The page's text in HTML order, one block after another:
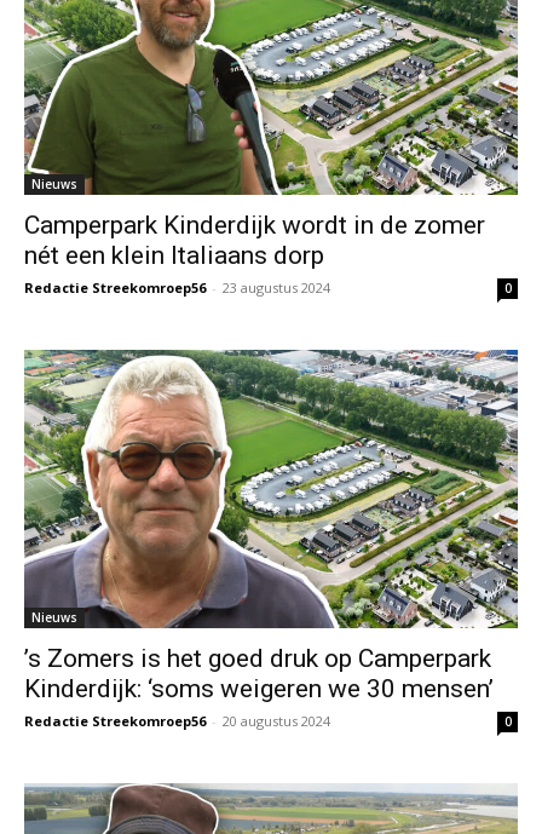
Nieuws
Camperpark Kinderdijk wordt in de zomer
nét een klein Italiaans dorp
Redactie Streekomroep56 - 23 augustus 2024 0
Nieuws
’s Zomers is het goed druk op Camperpark
Kinderdijk: ‘soms weigeren we 30 mensen’
Redactie Streekomroep56 - 20 augustus 2024 0